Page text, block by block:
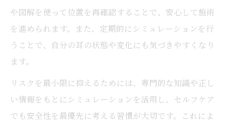
や図解を使って位置を再確認することで、安心して施術
を進められます。また、定期的にシミュレーションを行
うことで、自分の耳の状態や変化にも気づきやすくなり
ます。
リスクを最小限に抑えるためには、専門的な知識や正し
い情報をもとにシミュレーションを活用し、セルフケア
でも安全性を最優先に考える習慣が大切です。これによ